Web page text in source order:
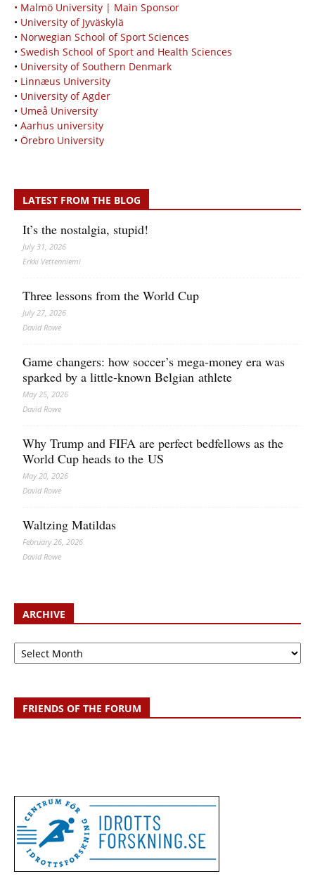
• Malmö University | Main Sponsor
• University of Jyväskylä
• Norwegian School of Sport Sciences
• Swedish School of Sport and Health Sciences
• University of Southern Denmark
• Linnæus University
• University of Agder
• Umeå University
• Aarhus university
• Örebro University
LATEST FROM THE BLOG
It’s the nostalgia, stupid!
July 31, 2026
Erkki Vetten­­niemi
Three lessons from the World Cup
July 27, 2026
David Rowe
Game changers: how soccer’s mega‑money era was
sparked by a little‑known Belgian athlete
May 25, 2026
David Rowe
Why Trump and FIFA are perfect bedfellows as the
World Cup heads to the US
May 20, 2026
David Rowe
Waltzing Matildas
February 26, 2026
David Rowe
ARCHIVE
Archive
FRIENDS OF THE FORUM